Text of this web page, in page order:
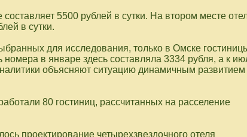
5500 рублей в сутки. На втором месте
в сутки.
для исследования, только в Омске
номера в январе здесь составляла 3334 рубля, а к
объясняют ситуацию динамичным развитием
80 гостиниц, рассчитанных на расселение
проектирование четырехзвездочного отеля